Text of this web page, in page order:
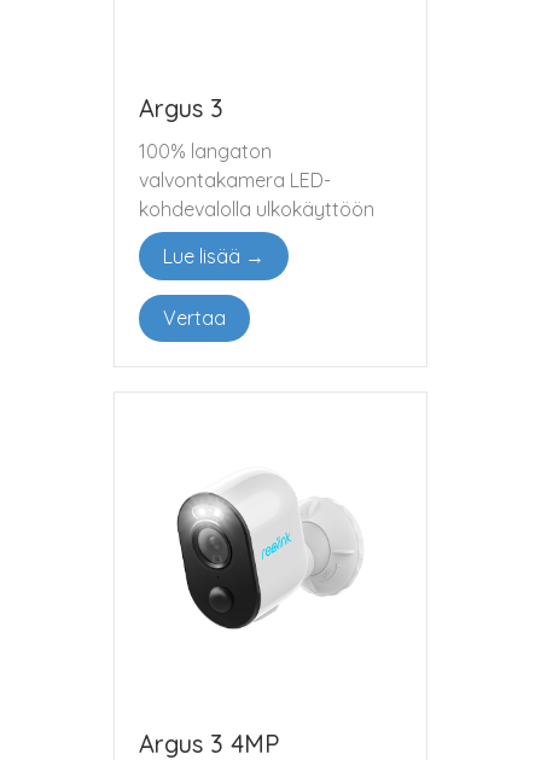
Argus 3
100% langaton
valvontakamera LED-
kohdevalolla ulkokäyttöön
Lue lisää →
Vertaa
Argus 3 4MP